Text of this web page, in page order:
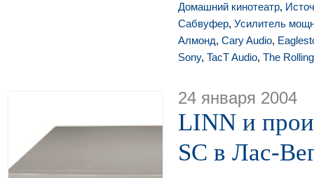
Домашний кинотеатр,
Сабвуфер, Усилитель
Алмонд, Cary Audio,
Sony, TacT Audio, The
24 января 2004
LINN и
SC в Лас-